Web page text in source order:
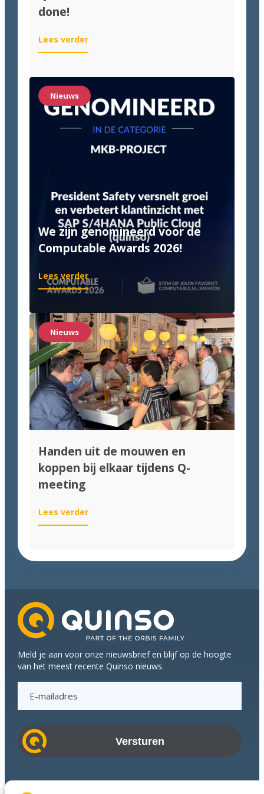
done!
Lees verder:
Quinso
Van
Halteren:
Until
it’s
done!
Nieuws
We zijn genomineerd voor de
Computable Awards 2026!
Lees verder:
We
genomineerd
voor
de
Computable
Awards
2026!
Nieuws
Handen uit de mouwen en
koppen bij elkaar tijdens Q-
meeting
Lees verder:
Handen
mouwen
elkaar
tijdens
Q-
meeting
Meld je aan voor onze nieuwsbrief en blijf op de hoogte
van het meest recente Quinso nieuws.
a
i